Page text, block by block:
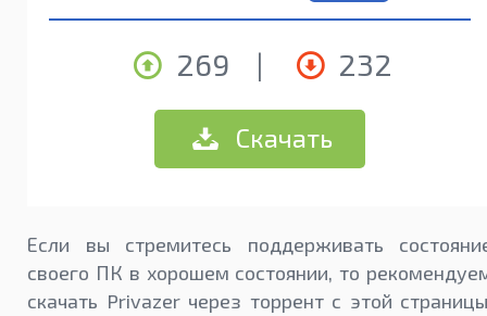
269 | 232
Скачать
Если вы стремитесь поддерживать
своего ПК в хорошем состоянии, то
скачать Privazer через торрент с этой